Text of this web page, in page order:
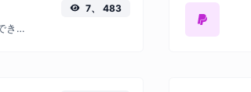
WhatsAppメッセージリンクを簡単に作成できます。
7、 483